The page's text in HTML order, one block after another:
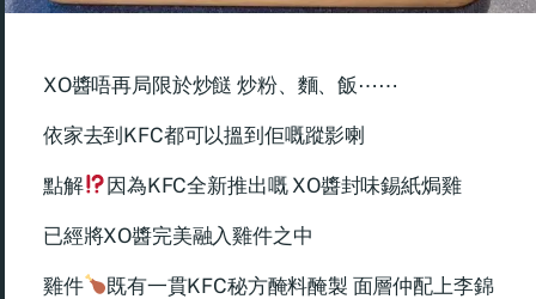
XO醬唔再局限於炒餸 炒粉、麵、飯⋯⋯
依家去到KFC都可以搵到佢嘅蹤影喇
點解 因為KFC全新推出嘅 XO醬封味錫紙焗雞
已經將XO醬完美融入雞件之中
雞件
既有一貫KFC秘方醃料醃製 面層仲配上李錦